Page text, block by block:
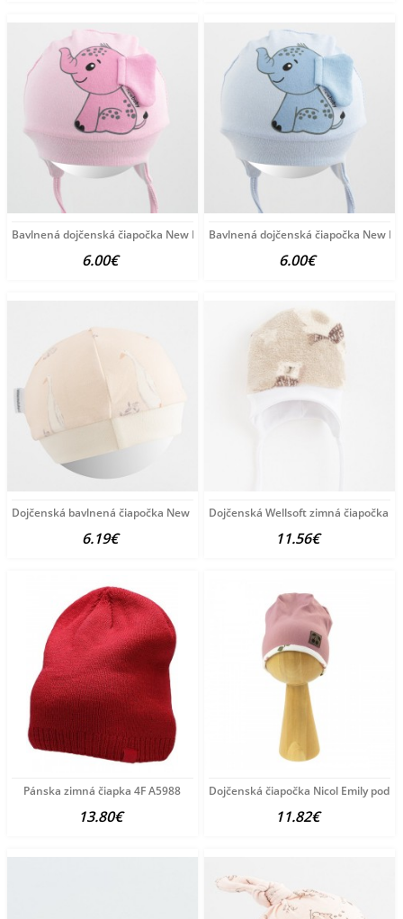
Bavlnená dojčenská čiapočka New Baby Happy Elephant
6.00€
Bavlnená dojčenská čiapočka New
6.00€
Dojčenská bavlnená čiapočka New Baby Husičky béžová
6.19€
Dojčenská Wellsoft zimná čiapočka
11.56€
Pánska zimná čiapka 4F A5988
13.80€
Dojčenská čiapočka Nicol Emily podľa
11.82€